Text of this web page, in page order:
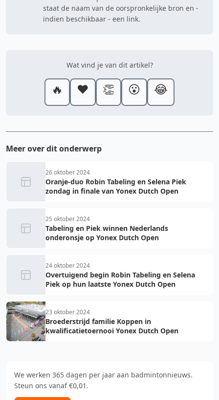
staat de naam van de oorspronkelijke bron en -
indien beschikbaar - een link.
Wat vind je van dit artikel?
🔥 ❤️ 👏 😮 😂
Meer over dit onderwerp
26 oktober 2024
Oranje-duo Robin Tabeling en Selena Piek
zondag in finale van Yonex Dutch Open
25 oktober 2024
Tabeling en Piek winnen Nederlands
onderonsje op Yonex Dutch Open
24 oktober 2024
Overtuigend begin Robin Tabeling en Selena
Piek op hun laatste Yonex Dutch Open
23 oktober 2024
Broederstrijd familie Koppen in
kwalificatietoernooi Yonex Dutch Open
We werken 365 dagen per jaar aan badmintonnieuws.
Steun ons vanaf €0,01.